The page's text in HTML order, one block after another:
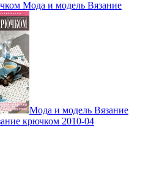
Мода и модель Вязание
Мода и модель Вязание
крючком 2010-04